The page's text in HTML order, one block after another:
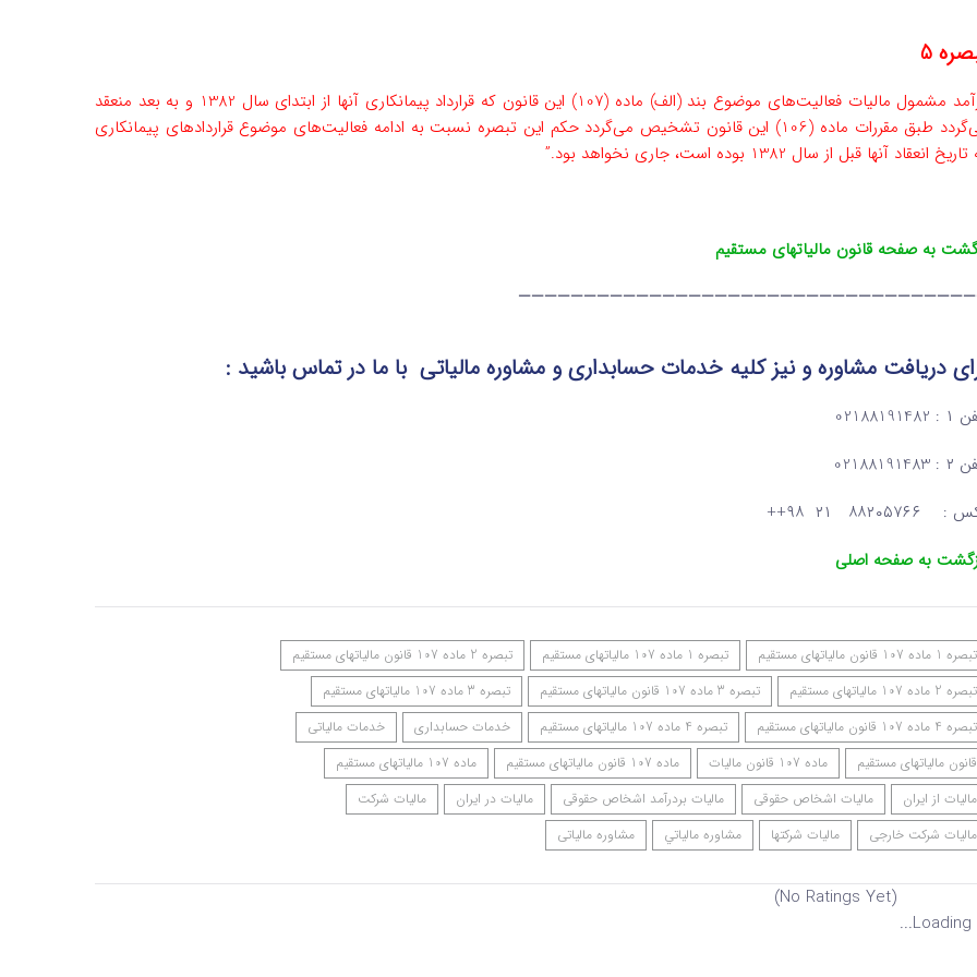
5
درآمد مشمول مالیات فعالیت‌های موضوع بند (‌الف) ماده (107) این قانون که قرارداد پیمانکاری آنها از ابتدای سال 1382 و به بعد منعقد
‌می‌گردد طبق مقررات ماده (106) این قانون تشخیص می‌گردد حکم این تبصره نسبت به ادامه فعالیت‌های موضوع قراردادهای پیمانکاری
‌انعقاد آنها قبل از سال 1382 بوده است، جاری نخواهد بود.”
به صفحه قانون مالیاتهای مستقیم
دریافت مشاوره و نیز کلیه خدمات حسابداری و مشاوره مالیاتیبا ما در تماسباشید :
۲۱ ۹۸++
به صفحه اصلی
تبصره 1 ماده 107 قانون مالیاتهای مستقیم تبصره 1 ماده 107 مالیاتهای مستقیم
تبصره 2 ماده 107 قانون مالیاتهای مستقیم
تبصره 2 ماده 107 مالیاتهای مستقیم
تبصره 3 ماده 107 قانون مالیاتهای مستقیم
تبصره 3 ماده 107 مالیاتهای مستقیم
تبصره 4 ماده 107 قانون مالیاتهای مستقیم
تبصره 4 ماده 107 مالیاتهای مستقیم خدمات حسابداری
خدمات مالیاتی
قانون مالیاتهای مستقیم
ماده 107 قانون مالیات ماده 107 قانون مالیاتهای مستقیم
ماده 107 مالیاتهای مستقیم
مالیات از ایران
مالیات اشخاص حقوقی مالیات بردرآمد اشخاص حقوقی مالیات در ایران
مالیات شرکت
مالیات شرکت خارجی
مالیات شرکتها مشاوره مالياتي مشاوره مالیاتی
(No Ratings Yet)
Loading...